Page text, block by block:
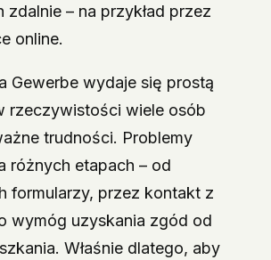
– na przykład przez
online.
Gewerbe wydaje się prostą
rzeczywistości wiele osób
trudności. Problemy
różnych etapach – od
formularzy, przez kontakt z
wymóg uzyskania zgód od
Właśnie dlatego, aby